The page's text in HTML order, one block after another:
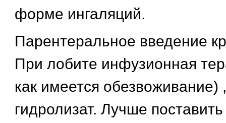
форме ингаляций.
Парентеральное введение
При лобите инфузионная
как имеется обезвоживание)
гидролизат. Лучше поставить